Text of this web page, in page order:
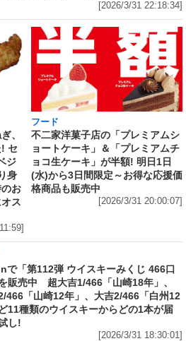
[2026/3/31 22:18:34]
、
セ
ジ
身
お
ス
フード
不二家洋菓子店の「プレミアムシ
ョートケーキ」＆「プレミアムチ
ョコ生ケーキ」が半額! 明日1日
(水)から3日間限定～お得な応援価
格商品も販売中
[2026/3/31 20:00:07]
で「第112弾 ウイスキーみくじ 466口
販売中 超大吉1/466「山崎18年」、
466「山崎12年」、大吉2/466「白州12
11種類のウイスキーからどの1本が届
し!
[2026/3/31 18:30:01]